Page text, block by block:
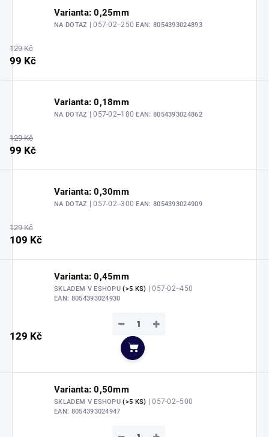
Varianta: 0,25mm
NA DOTAZ | 057-02--250EAN: 8054393024893
129 Kč
99 Kč
Varianta: 0,18mm
NA DOTAZ | 057-02--180EAN: 8054393024862
129 Kč
99 Kč
Varianta: 0,30mm
NA DOTAZ | 057-02--300EAN: 8054393024909
129 Kč
109 Kč
Varianta: 0,45mm
SKLADEM V ESHOPU(>5 KS) | 057-02--450
EAN: 8054393024930
129 Kč
+
−
Do košíku
Varianta: 0,50mm
SKLADEM V ESHOPU(>5 KS) | 057-02--500
EAN: 8054393024947